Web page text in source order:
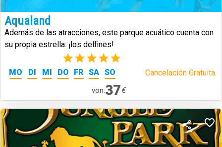
Aqualand
Además de las atracciones, este parque acuático cuenta con
su propia estrella: ¡los delfines!
(1)
MO DI MI DO FR SA SO Cancelación Gratuita.
von:37€